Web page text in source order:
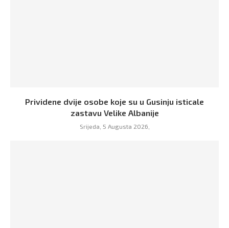
Prividene dvije osobe koje su u Gusinju isticale
zastavu Velike Albanije
Srijeda, 5 Augusta 2026,